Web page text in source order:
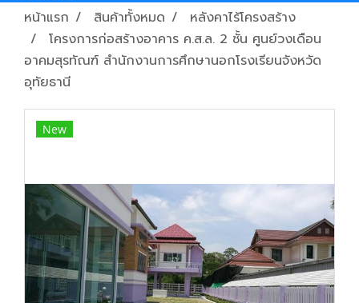
หน้าแรก สินค้าทั้งหมด
หลังคาไร้โครงสร้าง
โครงการก่อสร้างอาคาร ค.ส.ล. 2 ชั้น ศูนย์วงเดือน
อาคมสุรทัณฑ์ สำนักงานการศึกษานอกโรงเรียนจังหวัด
อุทัยธานี
New